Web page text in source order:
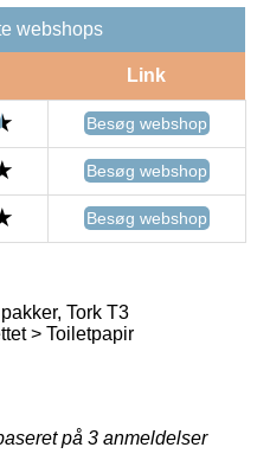
webshops
Link
Besøg webshop
Besøg webshop
Besøg webshop
Tork T3
> Toiletpapir
på 3 anmeldelser